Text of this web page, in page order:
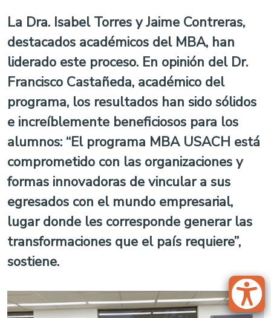
La Dra. Isabel Torres y Jaime Contreras,
destacados académicos del MBA, han
liderado este proceso. En opinión del Dr.
Francisco Castañeda, académico del
programa, los resultados han sido sólidos
e increíblemente beneficiosos para los
alumnos: “El programa MBA USACH está
comprometido con las organizaciones y
formas innovadoras de vincular a sus
egresados con el mundo empresarial,
lugar donde les corresponde generar las
transformaciones que el país requiere”,
sostiene.